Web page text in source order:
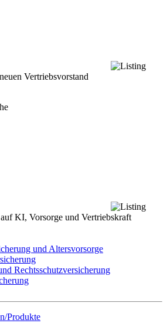
Vertriebsvorstand
KI, Vorsorge und Vertriebskraft
und Altersvorsorge
Rechtsschutzversicherung
Produkte